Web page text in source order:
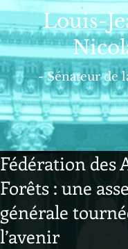
Louis-
- Sénateur de
Fédération des
Forêts : une
générale
l’avenir